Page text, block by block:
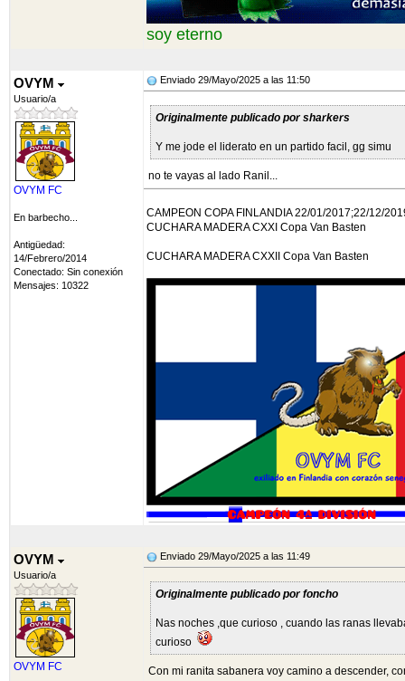
soy eterno
OVYM
Usuario/a
OVYM FC
En barbecho...
Antigüedad:
14/Febrero/2014
Conectado: Sin conexión
Mensajes: 10322
Enviado 29/Mayo/2025 a las 11:50
Originalmente publicado por sharkers
Y me jode el liderato en un partido facil, gg simu
no te vayas al lado Ranil...
CAMPEON COPA FINLANDIA 22/01/2017;22/12/
CUCHARA MADERA CXXI Copa Van Basten
CUCHARA MADERA CXXII Copa Van Basten
OVYM
Usuario/a
OVYM FC
Enviado 29/Mayo/2025 a las 11:49
Originalmente publicado por foncho
Nas noches ,que curioso , cuando las ranas
curioso
Con mi ranita sabanera voy camino a descender,